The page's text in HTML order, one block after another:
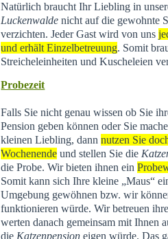
Natürlich braucht Ihr Liebling in
Luckenwalde nicht auf die gewohnte
verzichten. Jeder Gast wird von uns
und erhält Einzelbetreuung. Somit
Streicheleinheiten und Kuscheleien
Probezeit
Falls Sie nicht genau wissen ob Sie
Pension geben können oder Sie
kleinen Liebling, dannnutzen Sie
Wochenende und stellen Sie die
die Probe. Wir bieten ihnen ein
Somit kann sich Ihre kleine „Maus“
Umgebung gewöhnen bzw. wir
funktionieren würde. Wir betreuen
werten danach gemeinsam mit Ihnen
die Katzenpension eigen würde. Das